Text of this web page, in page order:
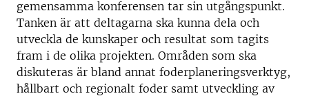
gemensamma konferensen tar sin utgångspunkt.
Tanken är att deltagarna ska kunna dela och
utveckla de kunskaper och resultat som tagits
fram i de olika projekten. Områden som ska
diskuteras är bland annat foderplaneringsverktyg,
hållbart och regionalt foder samt utveckling av